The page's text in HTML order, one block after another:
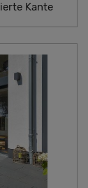
Kante